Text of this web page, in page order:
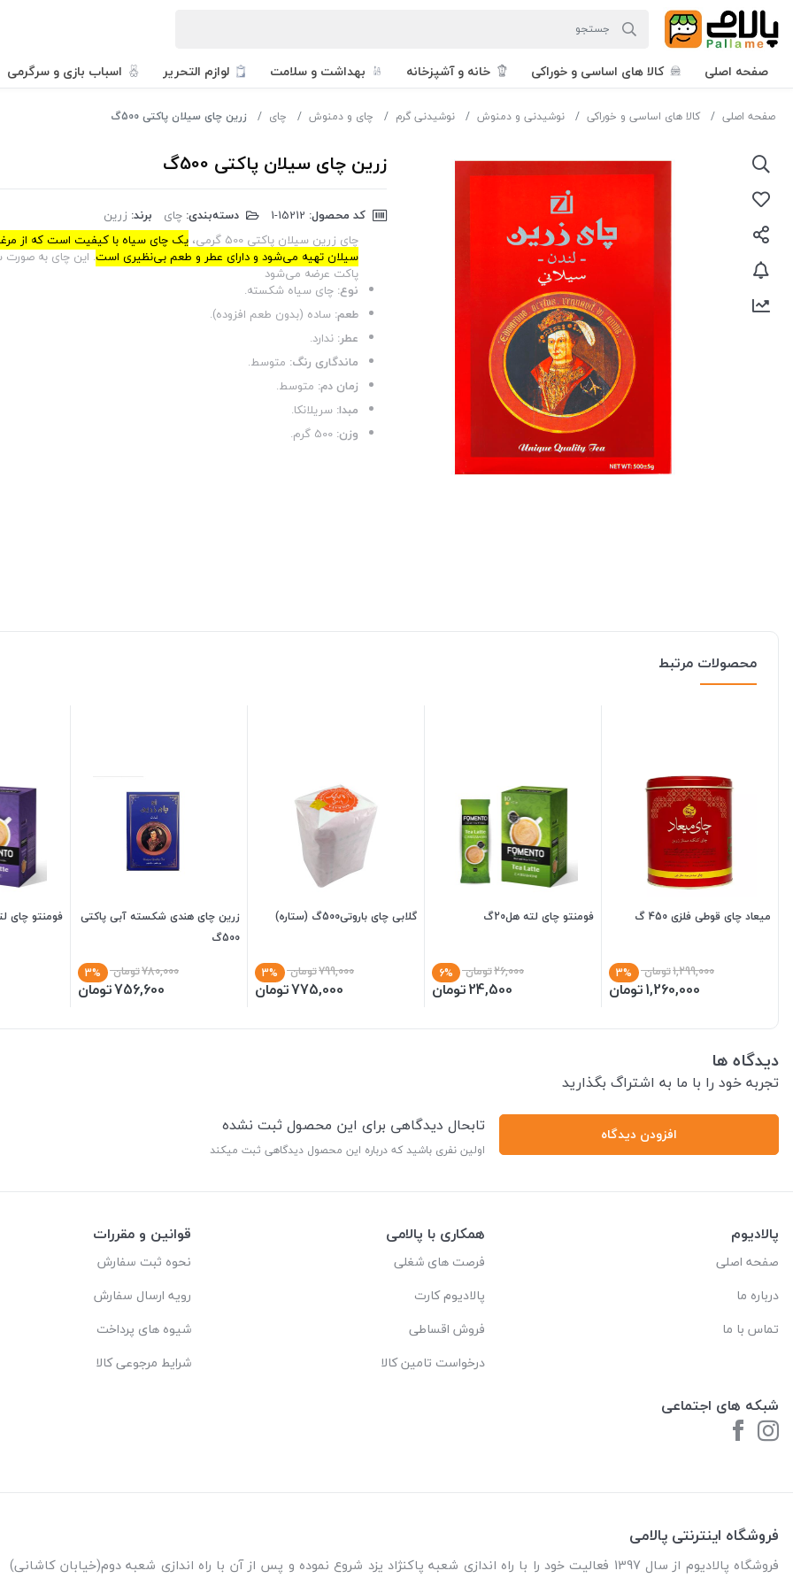
صفحه اصلی کالا های اساسی و خوراکی خانه و آشپزخانه بهداشت و سلامت لوازم التحریر اسباب بازی و سرگرمی
صفحه اصلی کالا های اساسی و خوراکی نوشیدنی و دمنوش نوشیدنی گرم چای و دمنوش چای زرین چای سیلان پاکتی 500گ
زرین چای سیلان پاکتی 500گ
کد محصول: دسته‌بندی: چای برند: زرین
چای زرین سیلان پاکتی 500 گرمی،
یک چای سیاه با کیفیت است که از
سیلان تهیه می‌شود و دارای عطر و طعم بی‌نظیری است.
پاکت عرضه می‌شود
نوع: چای سیاه شکسته.
طعم: ساده (بدون طعم افزوده).
عطر: ندارد.
ماندگاری رنگ: متوسط.
زمان دم: متوسط.
مبدا: سریلانکا.
وزن: 500 گرم.
محصولات مرتبط
میعاد چای قوطی فلزی 450 گ
1,299,000تومان 3%
1,260,000تومان
فومنتو چای لته هل20گ
26,000تومان 6%
24,500تومان
گلابی چای باروتی500گ (ستاره)
799,000تومان 3%
775,000تومان
زرین چای هندی شکسته آبی پاکتی
500گ
780,000تومان 3%
756,600تومان
فومنتو چای
دیدگاه ها
تجربه خود را با ما به اشتراگ بگذارید
افزودن دیدگاه تابحال دیدگاهی برای این محصول ثبت نشده
اولین نفری باشید که درباره این محصول دیدگاهی ثبت میکند
پالادیوم
صفحه اصلی
درباره ما
تماس با ما
شبکه های اجتماعی
همکاری با پالامی
فرصت های شغلی
پالادیوم کارت
فروش اقساطی
درخواست تامین کالا
قوانین و مقررات
نحوه ثبت سفارش
رویه ارسال سفارش
شیوه های پرداخت
شرایط مرجوعی کالا
فروشگاه اینترنتی پالامی
فروشگاه پالادیوم از سال 1397 فعالیت خود را با راه اندازی شعبه پاکنژاد یزد شروع نموده و پس از آن با راه اندازی شعبه دوم(خیابان کاشانی)